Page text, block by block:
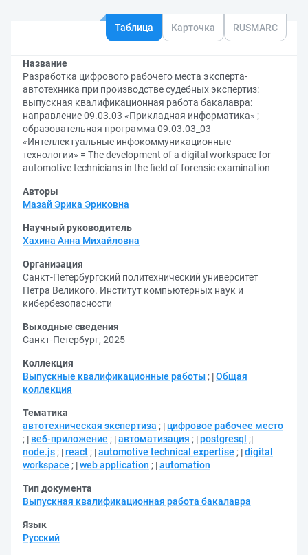
Таблица Карточка RUSMARC
Название
Разработка цифрового рабочего места эксперта-
автотехника при производстве судебных экспертиз:
выпускная квалификационная работа бакалавра:
направление 09.03.03 «Прикладная информатика» ;
образовательная программа 09.03.03_03
«Интеллектуальные инфокоммуникационные
технологии» = The development of a digital workspace for
automotive technicians in the field of forensic examination
Авторы
Мазай Эрика Эриковна
Научный руководитель
Хахина Анна Михайловна
Организация
Санкт-Петербургский политехнический университет
Петра Великого. Институт компьютерных наук и
кибербезопасности
Выходные сведения
Санкт-Петербург, 2025
Коллекция
Выпускные квалификационные работы ; Общая
коллекция
Тематика
автотехническая экспертиза ;
цифровое рабочее место
;
веб-приложение ; автоматизация ; postgresql ;
node.js ; react ; automotive technical expertise ; digital
workspace ; web application ; automation
Тип документа
Выпускная квалификационная работа бакалавра
Язык
Русский